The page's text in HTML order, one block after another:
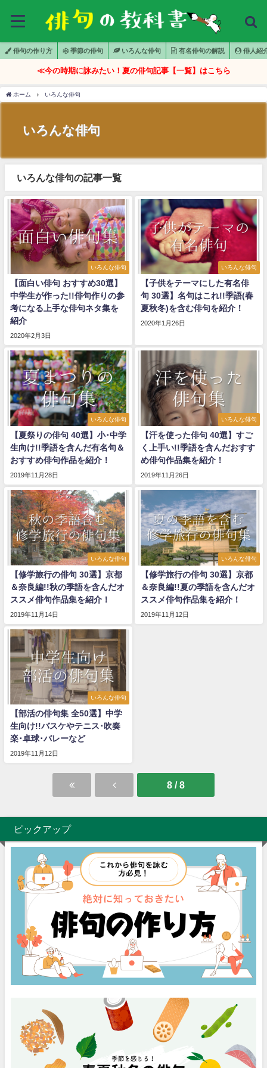
俳句の作り方 季節の俳句 いろんな俳句 有名俳句の解説 俳人紹
≪今の時期に詠みたい！夏の俳句記事【一覧】はこちら
ホーム いろんな俳句
いろんな俳句
いろんな俳句の記事一覧
いろんな俳句
【面白い俳句 おすすめ30選】
中学生が作った!!俳句作りの参
考になる上手な俳句ネタ集を
紹介
2020年2月3日
いろんな俳句
【子供をテーマにした有名俳
句 30選】名句はこれ!!季語(春
夏秋冬)を含む俳句を紹介！
2020年1月26日
いろんな俳句
【夏祭りの俳句 40選】小･中学
生向け!!季語を含んだ有名句＆
おすすめ俳句作品を紹介！
2019年11月28日
いろんな俳句
【汗を使った俳句 40選】すご
く上手い!!季語を含んだおすす
め俳句作品集を紹介！
2019年11月26日
いろんな俳句
【修学旅行の俳句 30選】京都
＆奈良編!!秋の季語を含んだオ
ススメ俳句作品集を紹介！
2019年11月14日
いろんな俳句
【修学旅行の俳句 30選】京都
＆奈良編!!夏の季語を含んだオ
ススメ俳句作品集を紹介！
2019年11月12日
いろんな俳句
【部活の俳句集 全50選】中学
生向け!!バスケやテニス･吹奏
楽･卓球･バレーなど
2019年11月12日
8 / 8
ピックアップ